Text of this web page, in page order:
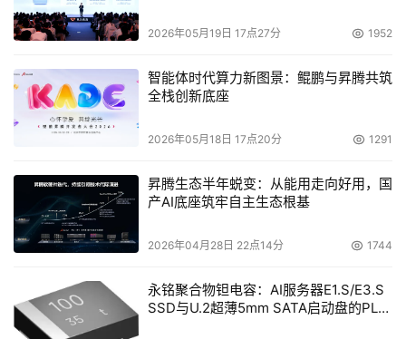
2026年05月19日 17点27分 1952
智能体时代算力新图景：鲲鹏与昇腾共筑
全栈创新底座
2026年05月18日 17点20分 1291
昇腾生态半年蜕变：从能用走向好用，国
产AI底座筑牢自主生态根基
2026年04月28日 22点14分 1744
永铭聚合物钽电容：AI服务器E1.S/E3.S
SSD与U.2超薄5mm SATA启动盘的PLP